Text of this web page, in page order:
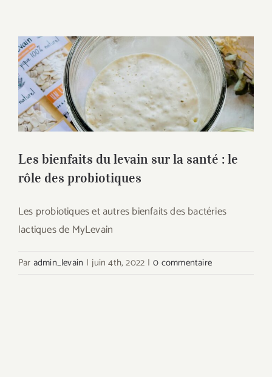
Les bienfaits du levain sur la santé : le
rôle des probiotiques
Les bienfaits du levain sur la santé : le
rôle des probiotiques
Les probiotiques et autres bienfaits des bactéries
lactiques de MyLevain
Par admin_levain | juin 4th, 2022 | 0 commentaire